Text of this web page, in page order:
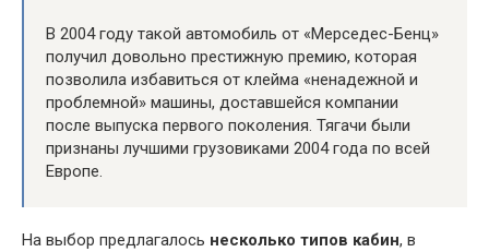
В 2004 году такой автомобиль от «Мерседес-Бенц»
получил довольно престижную премию, которая
позволила избавиться от клейма «ненадежной и
проблемной» машины, доставшейся компании
после выпуска первого поколения. Тягачи были
признаны лучшими грузовиками 2004 года по всей
Европе.
На выбор предлагалось несколько типов кабин, в